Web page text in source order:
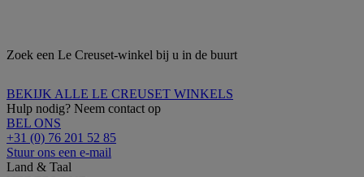
Zoek een Le Creuset-winkel bij u in de buurt
BEKIJK ALLE LE CREUSET WINKELS
Hulp nodig? Neem contact op
BEL ONS
+31 (0) 76 201 52 85
Stuur ons een e-mail
Land & Taal